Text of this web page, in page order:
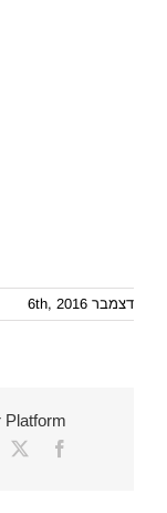
דצמבר 6th, 2016
X